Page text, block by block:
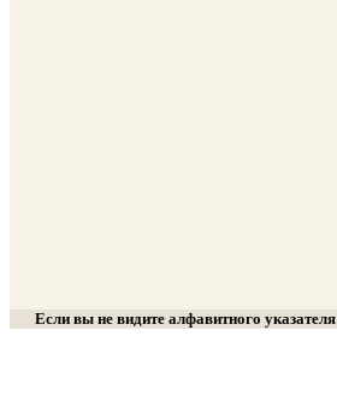
Если вы не видите алфавитного указателя